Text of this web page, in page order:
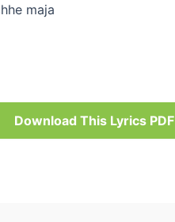
maja
Download This Lyrics PDF